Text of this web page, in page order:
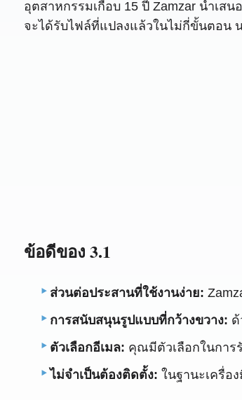
อุตสาหกรรมเกือบ 15 ปี Zamzar นำเส
จะได้รับไฟล์ที่แปลงแล้วในไม่กี่ขั้นตอน
ข้อดีของ 3.1
ส่วนต่อประสานที่ใช้งานง่าย:
การสนับสนุนรูปแบบที่กว้างขวาง: ด้
ตัวเลือกอีเมล: คุณมีตัวเลือกในการ
ไม่จำเป็นต้องติดตั้ง: ในฐานะเครื่อ